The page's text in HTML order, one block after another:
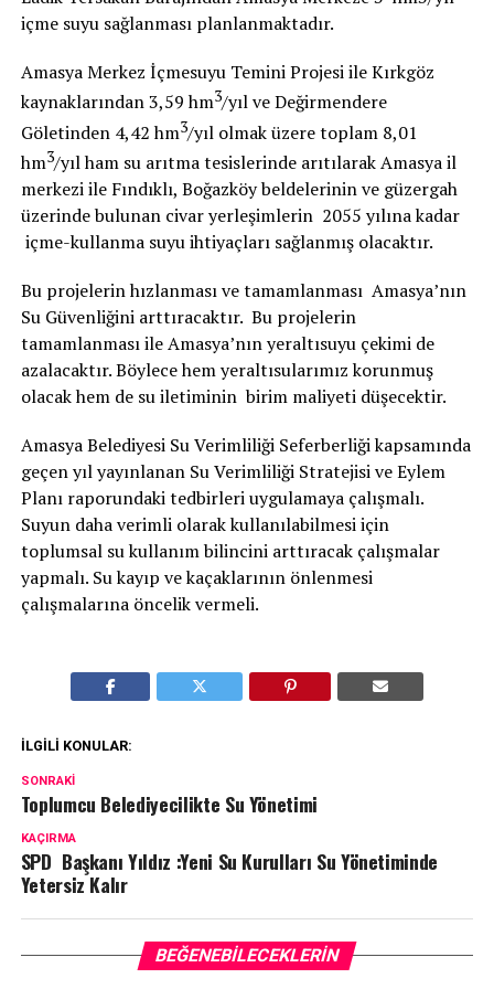
içme suyu sağlanması planlanmaktadır.
Amasya Merkez İçmesuyu Temini Projesi ile Kırkgöz
kaynaklarından 3,59 hm3/yıl ve Değirmendere
Göletinden 4,42 hm3/yıl olmak üzere toplam 8,01
hm3/yıl ham su arıtma tesislerinde arıtılarak Amasya il
merkezi ile Fındıklı, Boğazköy beldelerinin ve güzergah
üzerinde bulunan civar yerleşimlerin 2055 yılına kadar
içme-kullanma suyu ihtiyaçları sağlanmış olacaktır.
Bu projelerin hızlanması ve tamamlanması Amasya’nın
Su Güvenliğini arttıracaktır. Bu projelerin
tamamlanması ile Amasya’nın yeraltısuyu çekimi de
azalacaktır. Böylece hem yeraltısularımız korunmuş
olacak hem de su iletiminin birim maliyeti düşecektir.
Amasya Belediyesi Su Verimliliği Seferberliği kapsamında
geçen yıl yayınlanan Su Verimliliği Stratejisi ve Eylem
Planı raporundaki tedbirleri uygulamaya çalışmalı.
Suyun daha verimli olarak kullanılabilmesi için
toplumsal su kullanım bilincini arttıracak çalışmalar
yapmalı. Su kayıp ve kaçaklarının önlenmesi
çalışmalarına öncelik vermeli.
İLGILI KONULAR:
SONRAKI
Toplumcu Belediyecilikte Su Yönetimi
KAÇIRMA
SPD Başkanı Yıldız :Yeni Su Kurulları Su Yönetiminde
Yetersiz Kalır
BEĞENEBILECEKLERIN